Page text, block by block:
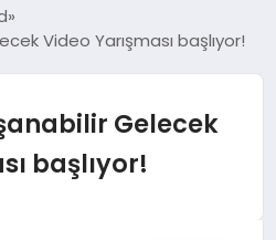
Video Yarışması başlıyor!
Gelecek
başlıyor!